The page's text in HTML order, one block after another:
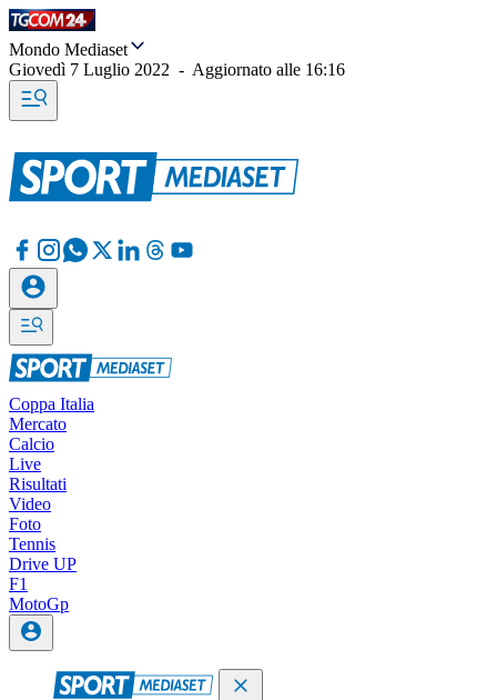
Mondo Mediaset
Giovedì 7 Luglio 2022 - Aggiornato alle 16:16
Coppa Italia
Mercato
Calcio
Live
Risultati
Video
Foto
Tennis
Drive UP
F1
MotoGp